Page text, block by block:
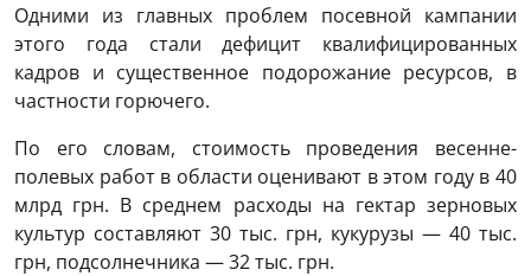
Одними из главных проблем посевной кампании
этого года стали дефицит квалифицированных
кадров и существенное подорожание ресурсов, в
частности горючего.
По его словам, стоимость проведения весенне-
полевых работ в области оценивают в этом году в 40
млрд грн. В среднем расходы на гектар зерновых
культур составляют 30 тыс. грн, кукурузы — 40 тыс.
грн, подсолнечника — 32 тыс. грн.